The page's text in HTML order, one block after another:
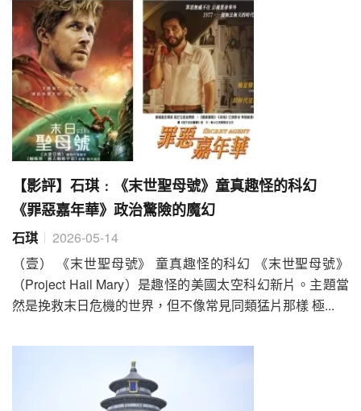
【影評】石琪﹕《末世聖母號》童真趣怪的科幻
《罪惡嘉年華》政治驚險的魔幻
石琪
2026-05-14
（壹） 《末世聖母號》 童真趣怪的科幻 《末世聖母號》
（Project Hail Mary）是趣怪的美國太空科幻新片。主題當
然是挽救末日危機的世界，但不像常見同類猛片那樣 極...